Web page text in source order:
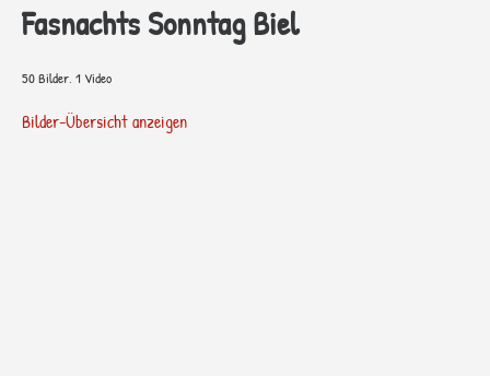
Fasnachts Sonntag Biel
50 Bilder, 1 Video
Bilder-Übersicht anzeigen